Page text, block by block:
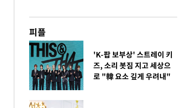
피플
'K-팝 보부상' 스트레이 키
즈, 소리 봇짐 지고 세상으
로 "韓 요소 깊게 우려내"